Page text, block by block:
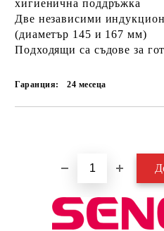
хигиенична поддръжка
Две независими
(диаметър 145 и 167 мм)
Подходящи са съдове за
Гаранция: 24 месеца